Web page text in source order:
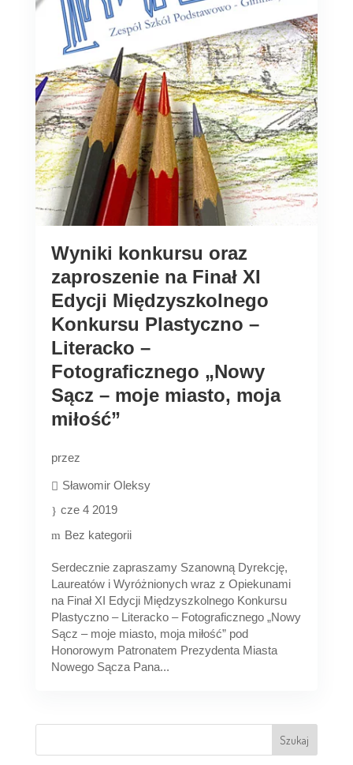
Wyniki konkursu oraz
zaproszenie na Finał XI
Edycji Międzyszkolnego
Konkursu Plastyczno –
Literacko –
Fotograficznego „Nowy
Sącz – moje miasto, moja
miłość”
przez
Sławomir Oleksy
cze 4 2019
Bez kategorii
Serdecznie zapraszamy Szanowną Dyrekcję,
Laureatów i Wyróżnionych wraz z Opiekunami
na Finał XI Edycji Międzyszkolnego Konkursu
Plastyczno – Literacko – Fotograficznego „Nowy
Sącz – moje miasto, moja miłość” pod
Honorowym Patronatem Prezydenta Miasta
Nowego Sącza Pana...